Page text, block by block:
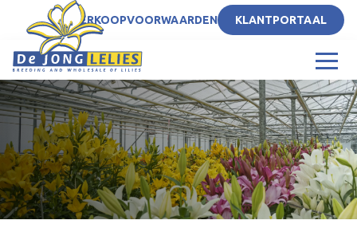
NLVERKOOPVOORWAARDEN KLANTPORTAAL